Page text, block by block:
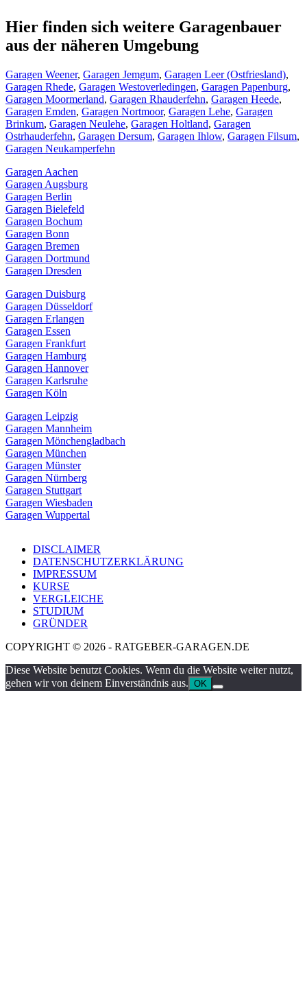
Hier finden sich weitere Garagenbauer
aus der näheren Umgebung
Garagen Weener, Garagen Jemgum, Garagen Leer (Ostfriesland),
Garagen Rhede, Garagen Westoverledingen, Garagen Papenburg,
Garagen Moormerland, Garagen Rhauderfehn, Garagen Heede,
Garagen Emden, Garagen Nortmoor, Garagen Lehe, Garagen
Brinkum, Garagen Neulehe, Garagen Holtland, Garagen
Ostrhauderfehn, Garagen Dersum, Garagen Ihlow, Garagen Filsum,
Garagen Neukamperfehn
Garagen Aachen
Garagen Augsburg
Garagen Berlin
Garagen Bielefeld
Garagen Bochum
Garagen Bonn
Garagen Bremen
Garagen Dortmund
Garagen Dresden
Garagen Duisburg
Garagen Düsseldorf
Garagen Erlangen
Garagen Essen
Garagen Frankfurt
Garagen Hamburg
Garagen Hannover
Garagen Karlsruhe
Garagen Köln
Garagen Leipzig
Garagen Mannheim
Garagen Mönchengladbach
Garagen München
Garagen Münster
Garagen Nürnberg
Garagen Stuttgart
Garagen Wiesbaden
Garagen Wuppertal
DISCLAIMER
DATENSCHUTZERKLÄRUNG
IMPRESSUM
KURSE
VERGLEICHE
STUDIUM
GRÜNDER
COPYRIGHT © 2026 - RATGEBER-GARAGEN.DE
Diese Website benutzt Cookies. Wenn du die Website weiter nutzt,
gehen wir von deinem Einverständnis aus. OK